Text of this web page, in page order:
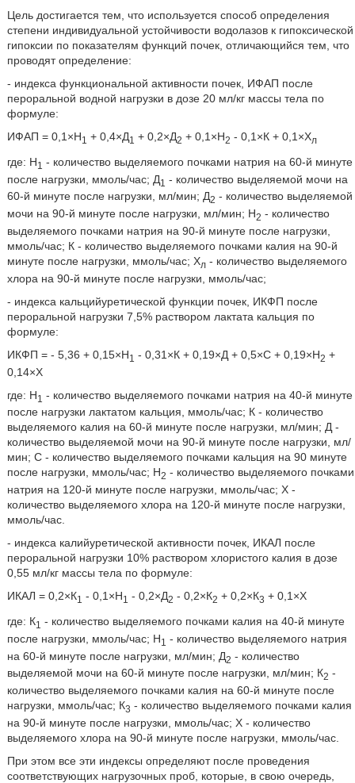
Цель достигается тем, что используется способ определения
степени индивидуальной устойчивости водолазов к гипоксической
гипоксии по показателям функций почек, отличающийся тем, что
проводят определение:
- индекса функциональной активности почек, ИФАП после
пероральной водной нагрузки в дозе 20 мл/кг массы тела по
формуле:
ИФАП = 0,1×H1 + 0,4×Д1 + 0,2×Д2 + 0,1×Н2 - 0,1×К + 0,1×Хл
где: H1 - количество выделяемого почками натрия на 60-й минуте
после нагрузки, ммоль/час; Д1 - количество выделяемой мочи на
60-й минуте после нагрузки, мл/мин; Д2 - количество выделяемой
мочи на 90-й минуте после нагрузки, мл/мин; Н2 - количество
выделяемого почками натрия на 90-й минуте после нагрузки,
ммоль/час; К - количество выделяемого почками калия на 90-й
минуте после нагрузки, ммоль/час; Хл- количество выделяемого
хлора на 90-й минуте после нагрузки, ммоль/час;
- индекса кальцийуретической функции почек, ИКФП после
пероральной нагрузки 7,5% раствором лактата кальция по
формуле:
ИКФП = - 5,36 + 0,15×H1 - 0,31×К + 0,19×Д + 0,5×С + 0,19×Н2 +
0,14×Х
где: H1 - количество выделяемого почками натрия на 40-й минуте
после нагрузки лактатом кальция, ммоль/час; К - количество
выделяемого калия на 60-й минуте после нагрузки, мл/мин; Д -
количество выделяемой мочи на 90-й минуте после нагрузки, мл/
мин; С - количество выделяемого почками кальция на 90 минуте
после нагрузки, ммоль/час; Н2 - количество выделяемого почками
натрия на 120-й минуте после нагрузки, ммоль/час; X -
количество выделяемого хлора на 120-й минуте после нагрузки,
ммоль/час.
- индекса калийуретической активности почек, ИКАЛ после
пероральной нагрузки 10% раствором хлористого калия в дозе
0,55 мл/кг массы тела по формуле:
ИКАЛ = 0,2×К1 - 0,1×H1 - 0,2×Д2 - 0,2×К2 + 0,2×К3 + 0,1×Х
где: К1 - количество выделяемого почками калия на 40-й минуте
после нагрузки, ммоль/час; H1 - количество выделяемого натрия
на 60-й минуте после нагрузки, мл/мин; Д2 - количество
выделяемой мочи на 60-й минуте после нагрузки, мл/мин; К2 -
количество выделяемого почками калия на 60-й минуте после
нагрузки, ммоль/час; К3 - количество выделяемого почками калия
на 90-й минуте после нагрузки, ммоль/час; X - количество
выделяемого хлора на 90-й минуте после нагрузки, ммоль/час.
При этом все эти индексы определяют после проведения
соответствующих нагрузочных проб, которые, в свою очередь,